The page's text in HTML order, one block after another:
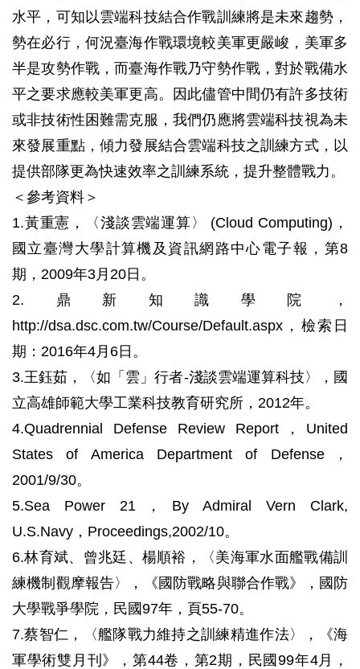
水平，可知以雲端科技結合作戰訓練將是未來趨勢，
勢在必行，何況臺海作戰環境較美軍更嚴峻，美軍多
半是攻勢作戰，而臺海作戰乃守勢作戰，對於戰備水
平之要求應較美軍更高。因此儘管中間仍有許多技術
或非技術性困難需克服，我們仍應將雲端科技視為未
來發展重點，傾力發展結合雲端科技之訓練方式，以
提供部隊更為快速效率之訓練系統，提升整體戰力。
＜參考資料＞
1.黃重憲，〈淺談雲端運算〉 (Cloud Computing)，
國立臺灣大學計算機及資訊網路中心電子報，第8
期，2009年3月20日。
2.鼎新知識學院，
http://dsa.dsc.com.tw/Course/Default.aspx，檢索日
期：2016年4月6日。
3.王鈺茹，〈如「雲」行者-淺談雲端運算科技〉，國
立高雄師範大學工業科技教育研究所，2012年。
4.Quadrennial Defense Review Report，United
States of America Department of Defense，
2001/9/30。
5.Sea Power 21，By Admiral Vern Clark,
U.S.Navy，Proceedings,2002/10。
6.林育斌、曾兆廷、楊順裕，〈美海軍水面艦戰備訓
練機制觀摩報告〉，《國防戰略與聯合作戰》，國防
大學戰爭學院，民國97年，頁55-70。
7.蔡智仁，〈艦隊戰力維持之訓練精進作法〉，《海
軍學術雙月刊》，第44卷，第2期，民國99年4月，